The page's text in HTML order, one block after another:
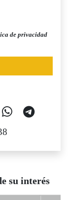
de privacidad
su interés